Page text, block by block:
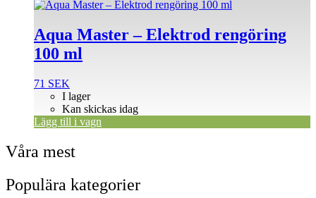
Aqua Master – Elektrod rengöring
100 ml
71 SEK
I lager
Kan skickas idag
Lägg till i vagn
Våra mest
Populära kategorier